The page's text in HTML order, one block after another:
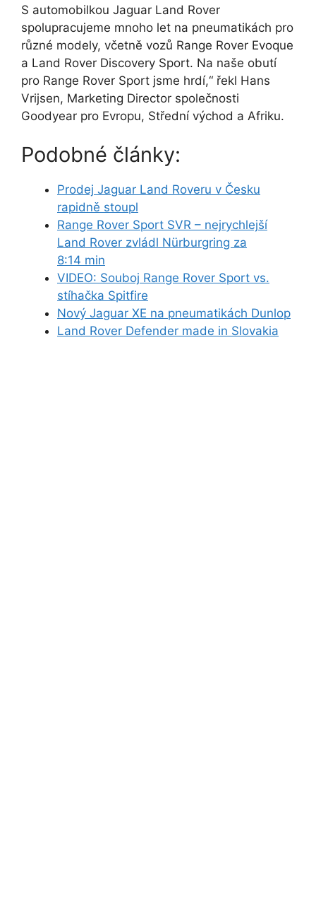
S automobilkou Jaguar Land Rover
spolupracujeme mnoho let na pneumatikách pro
různé modely, včetně vozů Range Rover Evoque
a Land Rover Discovery Sport. Na naše obutí
pro Range Rover Sport jsme hrdí,
řekl Hans
Vrijsen, Marketing Director společnosti
Goodyear pro Evropu, Střední východ a Afriku.
Podobné články:
Prodej Jaguar Land Roveru v Česku
rapidně stoupl
Range Rover Sport SVR – nejrychlejší
Land Rover zvládl Nürburgring za
8:14 min
VIDEO: Souboj Range Rover Sport vs.
stíhačka Spitfire
Nový Jaguar XE na pneumatikách Dunlop
Land Rover Defender made in Slovakia